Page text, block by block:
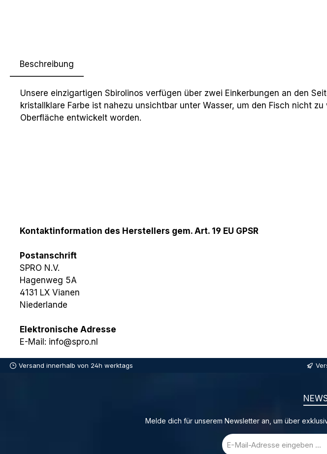
Beschreibung
Unsere einzigartigen Sbirolinos verfügen über zwei Einkerbungen an den
kristallklare Farbe ist nahezu unsichtbar unter Wasser, um den Fisch nicht
Oberfläche entwickelt worden.
Kontaktinformation des Herstellers gem. Art. 19 EU GPSR
Postanschrift
SPRO N.V.
Hagenweg 5A
4131 LX Vianen
Niederlande
Elektronische Adresse
E-Mail: info@spro.nl
Versand innerhalb von 24h werktags
Melde dich für unserem Newsletter an, um über
E-
Mail-